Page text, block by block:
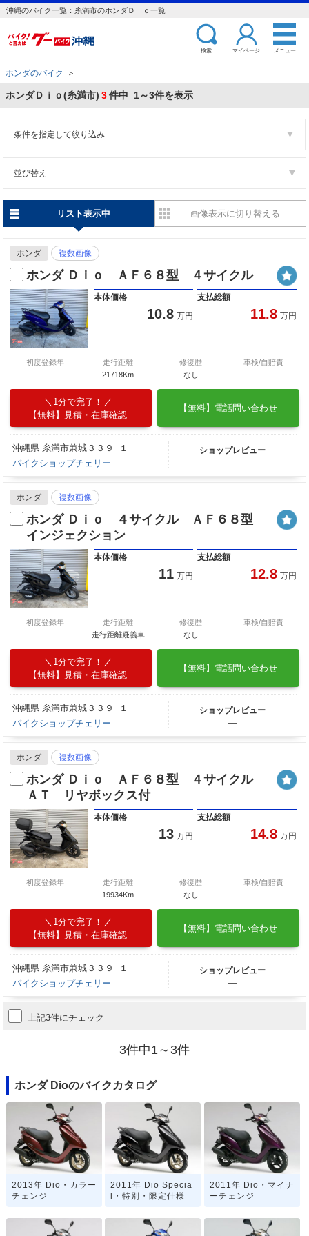
沖縄のバイク一覧：糸満市のホンダＤｉｏ一覧
検索 マイページ メニュー
ホンダのバイク ＞
ホンダＤｉｏ(糸満市) 3件中 1～3件を表示
条件を指定して絞り込み
並び替え
リスト表示中 画像表示に切り替える
ホンダ 複数画像
ホンダ Ｄｉｏ ＡＦ６８型 ４サイクル
本体価格
10.8 万円
支払総額
11.8 万円
初度登録年
―
走行距離
21718Km
修復歴
なし
車検/自賠責
―
1分で完了！
【無料】見積・在庫確認
【無料】電話問い合わせ
沖縄県 糸満市兼城３３９−１
バイクショップチェリー
ショップレビュー
―
ホンダ 複数画像
ホンダ Ｄｉｏ ４サイクル ＡＦ６８型
インジェクション
本体価格
11 万円
支払総額
12.8 万円
初度登録年
―
走行距離
走行距離疑義車
修復歴
なし
車検/自賠責
―
1分で完了！
【無料】見積・在庫確認
【無料】電話問い合わせ
沖縄県 糸満市兼城３３９−１
バイクショップチェリー
ショップレビュー
―
ホンダ 複数画像
ホンダ Ｄｉｏ ＡＦ６８型 ４サイクル
ＡＴ リヤボックス付
本体価格
13 万円
支払総額
14.8 万円
初度登録年
―
走行距離
19934Km
修復歴
なし
車検/自賠責
―
1分で完了！
【無料】見積・在庫確認
【無料】電話問い合わせ
沖縄県 糸満市兼城３３９−１
バイクショップチェリー
ショップレビュー
―
上記3件にチェック
3件中1～3件
ホンダ Dioのバイクカタログ
2013年 Dio・カラー
チェンジ
2011年 Dio Specia
l・特別・限定仕様
2011年 Dio・マイナ
ーチェンジ